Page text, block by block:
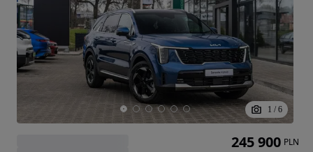
1 / 6
245 900 PLN